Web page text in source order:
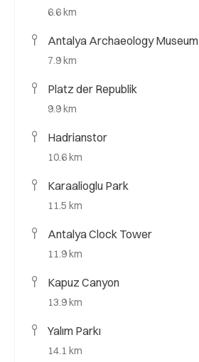
6.6 km
Antalya Archaeology Museum
7.9 km
Platz der Republik
9.9 km
Hadrianstor
10.6 km
Karaalioglu Park
11.5 km
Antalya Clock Tower
11.9 km
Kapuz Canyon
13.9 km
Yalım Parkı
14.1 km